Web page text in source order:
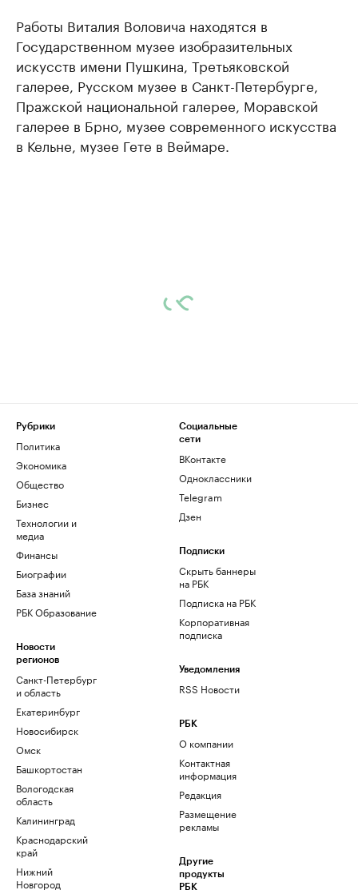
Работы Виталия Воловича находятся в
Государственном музее изобразительных
искусств имени Пушкина, Третьяковской
галерее, Русском музее в Санкт-Петербурге,
Пражской национальной галерее, Моравской
галерее в Брно, музее современного искусства
в Кельне, музее Гете в Веймаре.
Рубрики
Политика
Экономика
Общество
Бизнес
Технологии и
медиа
Финансы
Биографии
База знаний
РБК Образование
Новости
регионов
Санкт-Петербург
и область
Екатеринбург
Новосибирск
Омск
Башкортостан
Вологодская
область
Калининград
Краснодарский
край
Нижний
Новгород
Социальные
сети
ВКонтакте
Одноклассники
Telegram
Дзен
Подписки
Скрыть баннеры
на РБК
Подписка на РБК
Корпоративная
подписка
Уведомления
RSS Новости
РБК
О компании
Контактная
информация
Редакция
Размещение
рекламы
Другие
продукты
РБК